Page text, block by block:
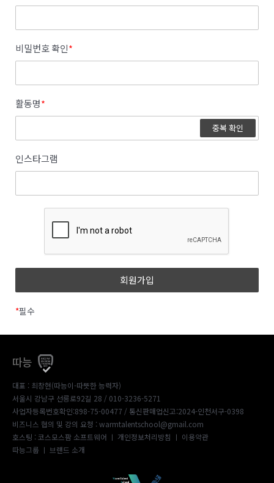
비밀번호 확인*
활동명*
중복 확인
인스타그램
*필수
따능
대표 : 최창현(따능이-따뜻한 능력자)
서울시 강남구 선릉로92길 28 / 010-3236-5271
사업자등록번호확인:898-75-00477 / 통신판매업신고:2024-인천서구-0398
비즈니스 협의 및 강의 요청 : warmtalentschool@gmail.com
호스팅 : 코스모스팜 소프트웨어 ㅣ 개인정보처리방침 ㅣ 이용약관
따능그룹 ㅣ 브랜드 소개